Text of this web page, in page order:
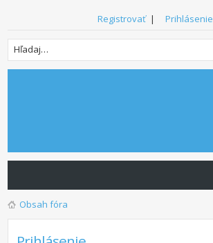
Registrovať| Prihlásenie
Obsah fóra